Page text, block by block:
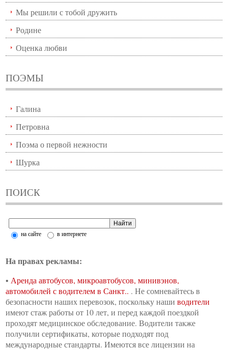
Мы решили с тобой дружить
Родине
Оценка любви
ПОЭМЫ
Галина
Петровна
Поэма о первой нежности
Шурка
ПОИСК
на сайте в интернете
На правах рекламы:
• Аренда автобусов, микроавтобусов, минивэнов,
автомобилей с водителем в Санкт.. . Не сомневайтесь в
безопасности наших перевозок, поскольку нашиводители
имеют стаж работы от 10 лет, и перед каждой поездкой
проходят медицинское обследование. Водители также
получили сертификаты, которые подходят под
международные стандарты. Имеются все лицензии на